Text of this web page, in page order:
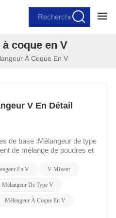
coque en V
À Coque En V
V En Détail
de base :Mélangeur de type
de mélange de poudres et
se compose d'un
de support et de contrôle
caractéristiques de
sa haute efficacité de
En V V Mixeur
Mélangeur De Type V
Mélangeur À Coque En V